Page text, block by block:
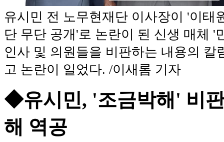
유시민 전 노무현재단 이사장이 '이태
단 무단 공개'로 논란이 된 신생 매체 '
인사 및 의원들을 비판하는 내용의 칼
고 논란이 일었다. /이새롬 기자
◆유시민, '조금박해' 비
해 역공